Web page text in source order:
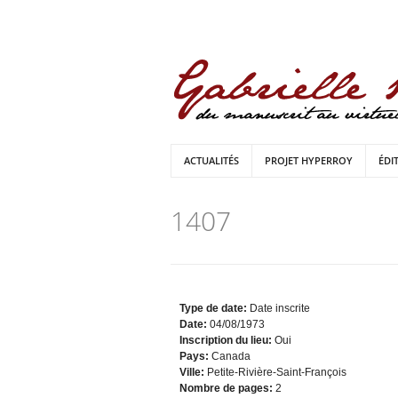
ACTUALITÉS PROJET HYPERROY
1407
Type de date: Date inscrite
Date: 04/08/1973
Inscription du lieu: Oui
Pays: Canada
Ville: Petite-Rivière-Saint-François
Nombre de pages: 2